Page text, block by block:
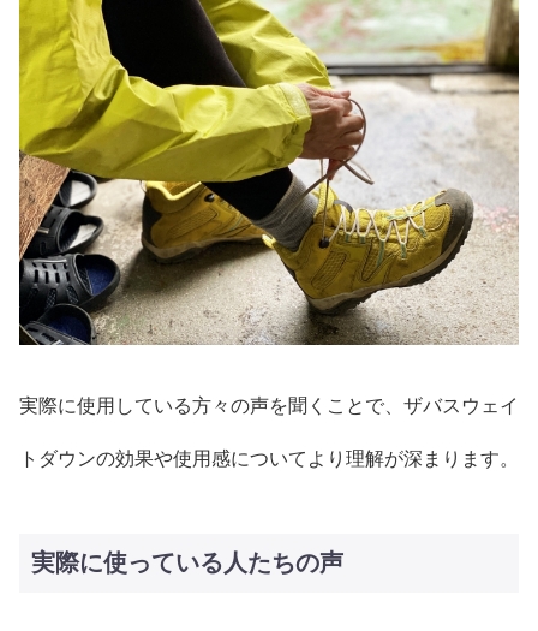
実際に使用している方々の声を聞くことで、ザバスウェイ
トダウンの効果や使用感についてより理解が深まります。
実際に使っている人たちの声